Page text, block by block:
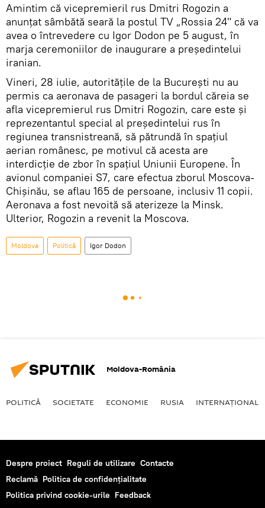
Amintim că vicepremieril rus Dmitri Rogozin a
anunţat sâmbătă seară la postul TV „Rossia 24" că va
avea o întrevedere cu Igor Dodon pe 5 august, în
marja ceremoniilor de inaugurare a preşedintelui
iranian.
Vineri, 28 iulie, autoritățile de la București nu au
permis ca aeronava de pasageri la bordul căreia se
afla vicepremierul rus Dmitri Rogozin, care este și
reprezentantul special al președintelui rus în
regiunea transnistreană, să pătrundă în spațiul
aerian românesc, pe motivul că acesta are
interdicţie de zbor în spaţiul Uniunii Europene. În
avionul companiei S7, care efectua zborul Moscova-
Chișinău, se aflau 165 de persoane, inclusiv 11 copii.
Aeronava a fost nevoită să aterizeze la Minsk.
Ulterior, Rogozin a revenit la Moscova.
Moldova Politică Igor Dodon
Moldova-România
POLITICĂ SOCIETATE ECONOMIE RUSIA INTERNAŢIONAL
Despre proiect Reguli de utilizare Contacte
Reclamă Politica de confidențialitate
Politica privind cookie-urile Feedback